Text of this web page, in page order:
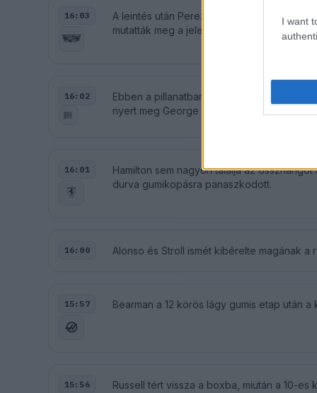
I want
16:03
A leintés után Perez kapott egy utolsó
mutatták meg a jelenenetet.
16:02
Ebben a pillanatban véget is ér a Katalán
nyert meg George Russell és Oscar Piastri
16:01
Hamilton sem nagyon találja az
durva gumikopásra panaszkodott.
16:00 Alonso és Stroll ismét kibérelte magának
15:57 Bearman a 12 körös lágy gumis etap után
15:56 Russell tért vissza a boxba, miután a 10-es